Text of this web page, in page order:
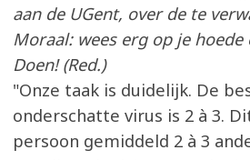
aan de UGent, over de te
Moraal: wees erg op je
Doen! (Red.)
"Onze taak is duidelijk. De
onderschatte virus is 2 à 3.
persoon gemiddeld 2 à 3